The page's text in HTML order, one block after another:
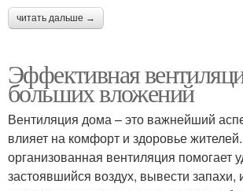
читать дальше →
Эффективная
больших вложений
Вентиляция дома – это важнейший
влияет на комфорт и здоровье
организованная вентиляция помогает
застоявшийся воздух, вывести запахи,